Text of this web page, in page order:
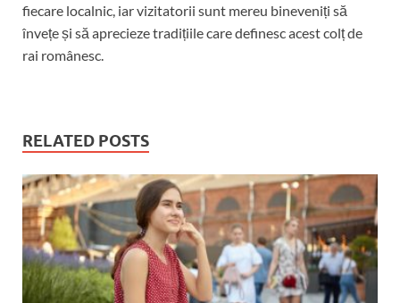
fiecare localnic, iar vizitatorii sunt mereu bineveniți să
învețe și să aprecieze tradițiile care definesc acest colț de
rai românesc.
RELATED POSTS